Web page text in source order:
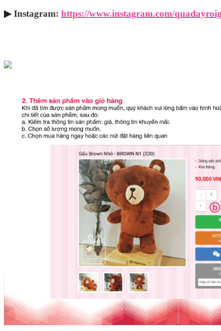
▶ Instagram: https://www.instagram.com/